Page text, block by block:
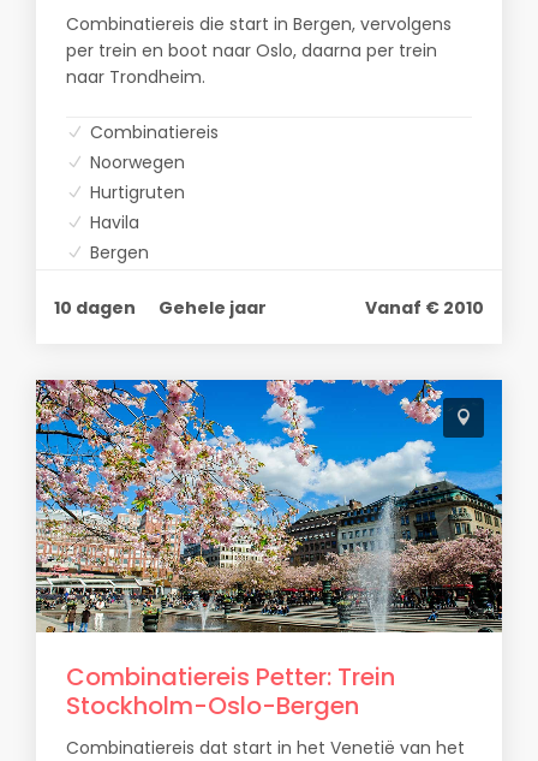
Combinatiereis die start in Bergen, vervolgens
per trein en boot naar Oslo, daarna per trein
naar Trondheim.
Combinatiereis
Noorwegen
Hurtigruten
Havila
Bergen
Trondheim
10 dagen Gehele jaar Vanaf € 2010
Combinatiereis Petter: Trein
Stockholm-Oslo-Bergen
Combinatiereis dat start in het Venetië van het